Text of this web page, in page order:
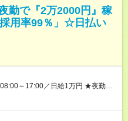
勤で『2万2000円』稼
用率99％」☆日払い
勤で 1
:+:-:+:- ■選べる支払い方